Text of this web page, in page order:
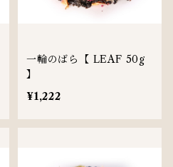
一輪のばら【 LEAF 50g
】
¥1,222